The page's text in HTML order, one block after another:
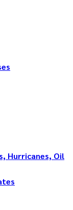
Hurricanes, Oil